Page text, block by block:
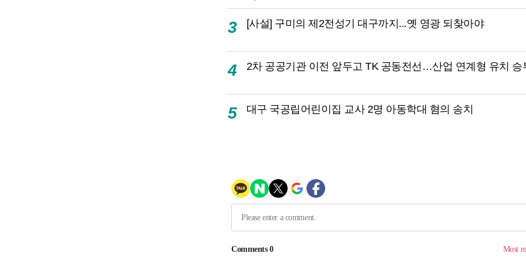
3 [사설] 구미의 제2전성기 대구까지...옛 영광 되찾아야
4 2차 공공기관 이전 앞두고 TK 공동전선…산업 연계형 유치 승
5 대구 국공립어린이집 교사 2명 아동학대 혐의 송치